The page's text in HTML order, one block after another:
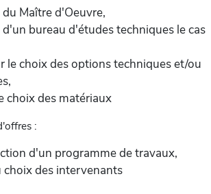
Maître d'Oeuvre,
bureau d'études techniques le cas
le choix des options techniques et/ou
choix des matériaux
:
d'un programme de travaux,
choix des intervenants